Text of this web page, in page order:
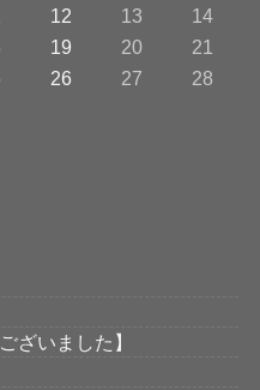
12 13
14
19 20
21
26 27
28
ざいました】